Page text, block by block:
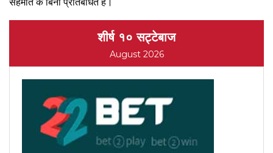
शीर्ष १० सट्टेबाज
August 2026